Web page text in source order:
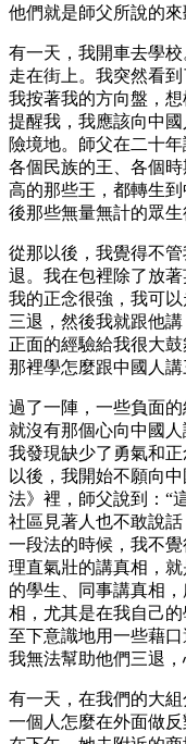
他們就是師父所說的來
有一天，我開車去學
走在街上。我突然看
我按著我的方向盤，
提醒我，我應該向中
險境地。師父在二十
各個民族的王、各個
高的那些王，都轉生
後那些無量無計的眾生
從那以後，我覺得不
退。我在包裡除了放
我的正念很強，我可
三退，然後我就跟他
正面的經驗給我很大
那裡學怎麼跟中國人講
過了一陣，一些負面
就沒有那個心向中國
我發現缺少了勇氣和
以後，我開始不願向
法》裡，師父說到：“
社區見著人也不敢說
一段法的時候，我不
理直氣壯的講真相，
的學生、同事講真相
相，尤其是在我自己
至下意識地用一些藉
我無法幫助他們三退，
有一天，在我們的大
一個人怎麼在外面做